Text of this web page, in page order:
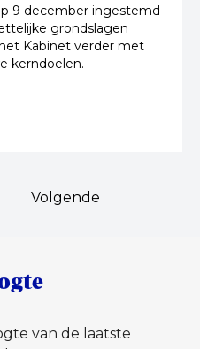
9 december ingestemd
grondslagen
Kabinet verder met
kerndoelen.
Volgende
van de laatste